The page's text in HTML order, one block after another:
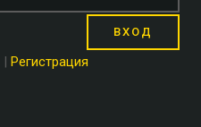
Регистрация